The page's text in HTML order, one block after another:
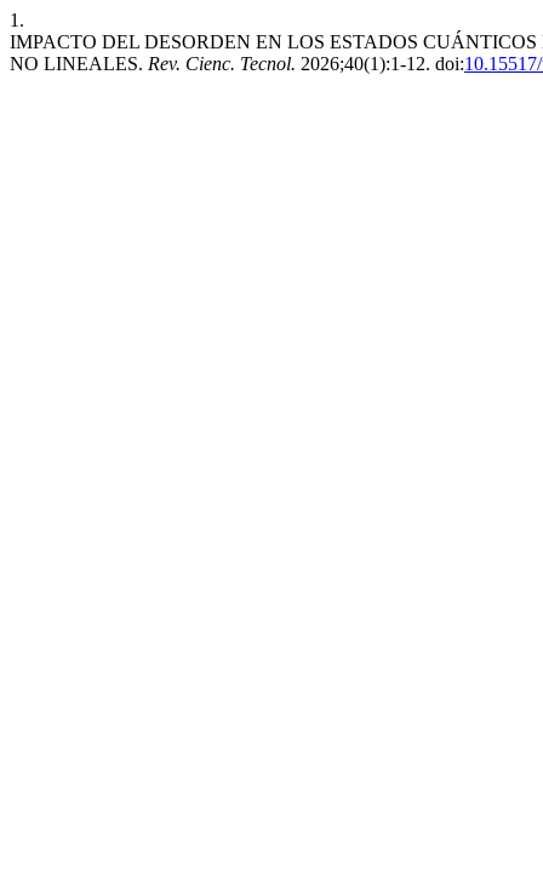
1.
IMPACTO DEL DESORDEN EN LOS ESTADOS
NO LINEALES. Rev. Cienc. Tecnol. 2026;40(1):1-12. doi: